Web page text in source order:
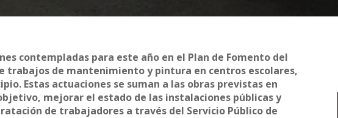
contempladas para este año en el Plan de Fomento del
trabajos de mantenimiento y pintura en centros escolares,
Estas actuaciones se suman a las obras previstas en
mejorar el estado de las instalaciones públicas y
de trabajadores a través del Servicio Público de